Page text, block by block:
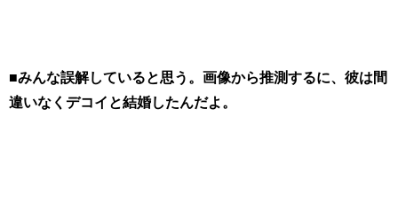
■みんな誤解していると思う。画像から推測するに、彼は間
違いなくデコイと結婚したんだよ。